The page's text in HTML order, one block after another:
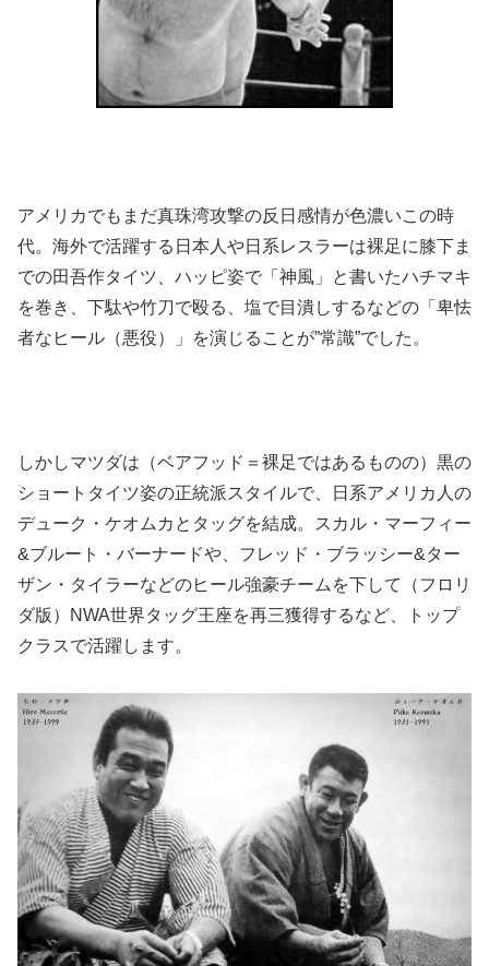
アメリカでもまだ真珠湾攻撃の反日感情が色濃いこの時
代。海外で活躍する日本人や日系レスラーは裸足に膝下ま
での田吾作タイツ、ハッピ姿で「神風」と書いたハチマキ
を巻き、下駄や竹刀で殴る、塩で目潰しするなどの「卑怯
者なヒール（悪役）」を演じることが”常識”でした。
しかしマツダは（ベアフッド＝裸足ではあるものの）黒の
ショートタイツ姿の正統派スタイルで、日系アメリカ人の
デューク・ケオムカとタッグを結成。スカル・マーフィー
&ブルート・バーナードや、フレッド・ブラッシー&ター
ザン・タイラーなどのヒール強豪チームを下して（フロリ
ダ版）NWA世界タッグ王座を再三獲得するなど、トップ
クラスで活躍します。